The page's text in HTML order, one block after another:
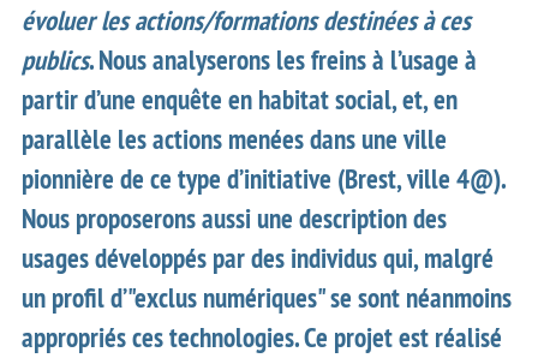
évoluer les actions/formations destinées à ces
publics. Nous analyserons les freins à l’usage à
partir d’une enquête en habitat social, et, en
parallèle les actions menées dans une ville
pionnière de ce type d’initiative (Brest, ville 4@).
Nous proposerons aussi une description des
usages développés par des individus qui, malgré
un profil d’"exclus numériques" se sont néanmoins
appropriés ces technologies. Ce projet est réalisé